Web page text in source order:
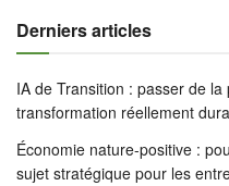
Derniers articles
IA de Transition : passer de
transformation réellement
Économie nature-positive :
sujet stratégique pour les